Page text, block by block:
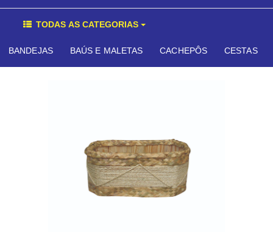
TODAS AS CATEGORIAS
BANDEJAS BAÚS E MALETAS CACHEPÔS CESTAS